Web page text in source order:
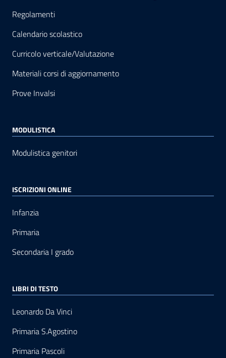
Regolamenti
Calendario scolastico
Curricolo verticale/Valutazione
Materiali corsi di aggiornamento
Prove Invalsi
MODULISTICA
Modulistica genitori
ISCRIZIONI ONLINE
Infanzia
Primaria
Secondaria I grado
LIBRI DI TESTO
Leonardo Da Vinci
Primaria S.Agostino
Primaria Pascoli